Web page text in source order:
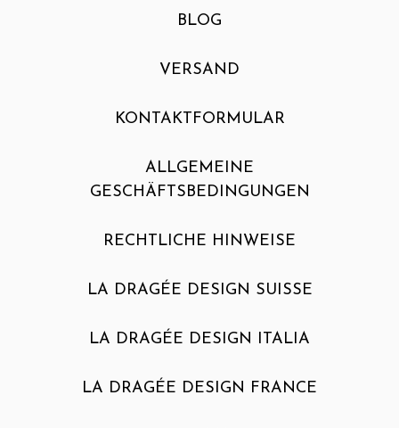
BLOG
VERSAND
KONTAKTFORMULAR
ALLGEMEINE
GESCHÄFTSBEDINGUNGEN
RECHTLICHE HINWEISE
LA DRAGÉE DESIGN SUISSE
LA DRAGÉE DESIGN ITALIA
LA DRAGÉE DESIGN FRANCE